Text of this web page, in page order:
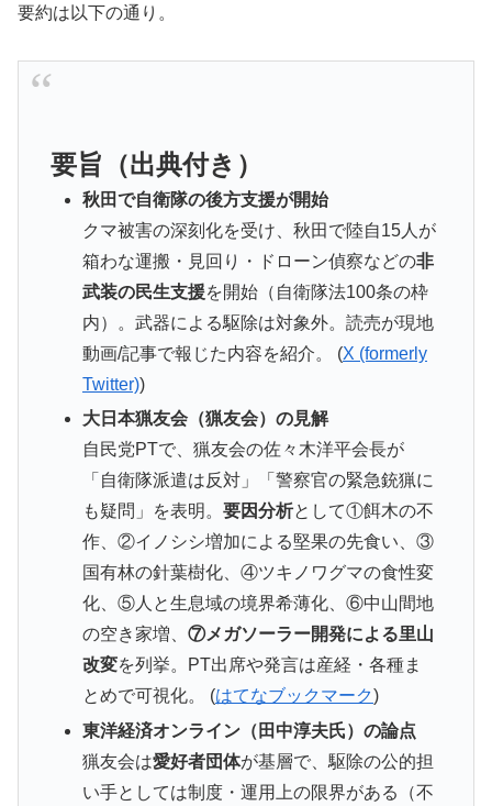
要約は以下の通り。
要旨（出典付き）
秋田で自衛隊の後方支援が開始
クマ被害の深刻化を受け、秋田で陸自15人が
箱わな運搬・見回り・ドローン偵察などの非
武装の民生支援を開始（自衛隊法100条の枠
内）。武器による駆除は対象外。読売が現地
動画/記事で報じた内容を紹介。 (X (formerly
Twitter))
大日本猟友会（猟友会）の見解
自民党PTで、猟友会の佐々木洋平会長が
「自衛隊派遣は反対」「警察官の緊急銃猟に
も疑問」を表明。 要因分析として①餌木の不
作、②イノシシ増加による堅果の先食い、③
国有林の針葉樹化、④ツキノワグマの食性変
化、⑤人と生息域の境界希薄化、⑥中山間地
の空き家増、 ⑦メガソーラー開発による里山
改変を列挙。PT出席や発言は産経・各種ま
とめで可視化。 (はてなブックマーク)
東洋経済オンライン（田中淳夫氏）の論点
猟友会は愛好者団体が基層で、駆除の公的担
い手としては制度・運用上の限界がある（不